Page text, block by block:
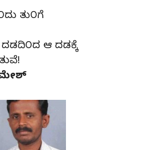
ತು೦ಗೆ
ದಡದಿ೦ದ ಆ ದಡಕ್ಕೆ